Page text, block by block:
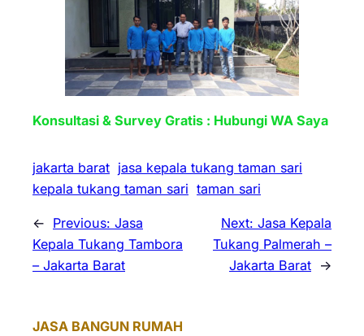
Konsultasi & Survey Gratis : Hubungi WA Saya
jakarta barat jasa kepala tukang taman sari
kepala tukang taman sari taman sari
← Previous: Jasa
Kepala Tukang Tambora
– Jakarta Barat
Next: Jasa Kepala
Tukang Palmerah –
Jakarta Barat →
JASA BANGUN RUMAH